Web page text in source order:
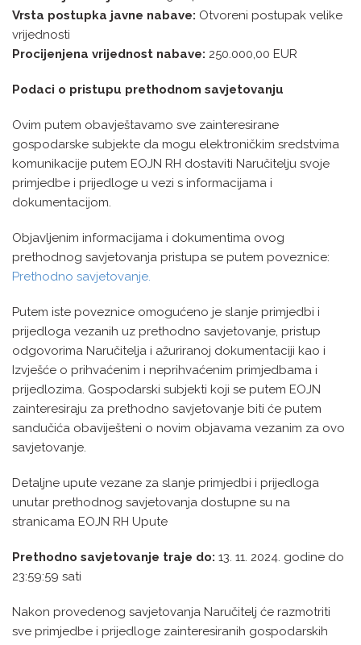
Vrsta postupka javne nabave: Otvoreni postupak velike
vrijednosti
Procijenjena vrijednost nabave: 250.000,00 EUR
Podaci o pristupu prethodnom savjetovanju
Ovim putem obavještavamo sve zainteresirane
gospodarske subjekte da mogu elektroničkim sredstvima
komunikacije putem EOJN RH dostaviti Naručitelju svoje
primjedbe i prijedloge u vezi s informacijama i
dokumentacijom.
Objavljenim informacijama i dokumentima ovog
prethodnog savjetovanja pristupa se putem poveznice:
Prethodno savjetovanje.
Putem iste poveznice omogućeno je slanje primjedbi i
prijedloga vezanih uz prethodno savjetovanje, pristup
odgovorima Naručitelja i ažuriranoj dokumentaciji kao i
Izvješće o prihvaćenim i neprihvaćenim primjedbama i
prijedlozima. Gospodarski subjekti koji se putem EOJN
zainteresiraju za prethodno savjetovanje biti će putem
sandučića obaviješteni o novim objavama vezanim za ovo
savjetovanje.
Detaljne upute vezane za slanje primjedbi i prijedloga
unutar prethodnog savjetovanja dostupne su na
stranicama EOJN RH Upute
Prethodno savjetovanje traje do: 13. 11. 2024. godine do
23:59:59 sati
Nakon provedenog savjetovanja Naručitelj će razmotriti
sve primjedbe i prijedloge zainteresiranih gospodarskih